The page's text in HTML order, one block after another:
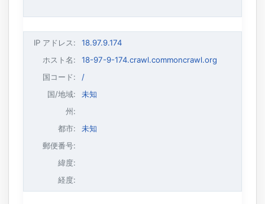
IP アドレス:
18.97.9.174
ホスト名:
18-97-9-174.crawl.commoncrawl.org
国コード:
/
国/地域:
未知
州:
都市:
未知
郵便番号:
緯度:
経度: